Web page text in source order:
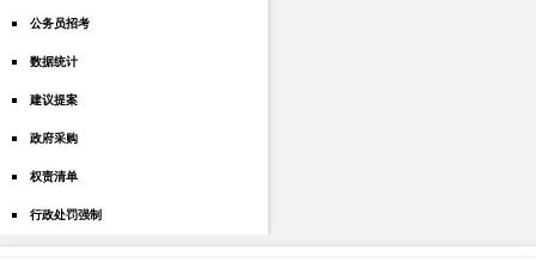
公务员招考
数据统计
建议提案
政府采购
权责清单
行政处罚强制